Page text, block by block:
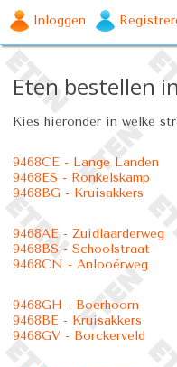
Inloggen
Eten bestellen
Kies hieronder in welke
9468CE - Lange Landen
9468ES - Ronkelskamp
9468BG - Kruisakkers
9468AE - Zuidlaarderweg
9468BS - Schoolstraat
9468CN - Anlooërweg
9468GH - Boerhoorn
9468BE - Kruisakkers
9468GV - Borckerveld